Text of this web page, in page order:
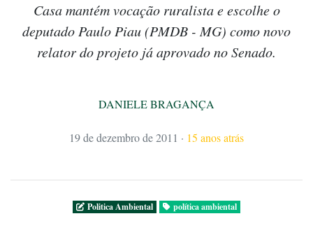
Casa mantém vocação ruralista e escolhe o
deputado Paulo Piau (PMDB - MG) como novo
relator do projeto já aprovado no Senado.
DANIELE BRAGANÇA
19 de dezembro de 2011 · 15 anos atrás
Politica Ambiental política ambiental